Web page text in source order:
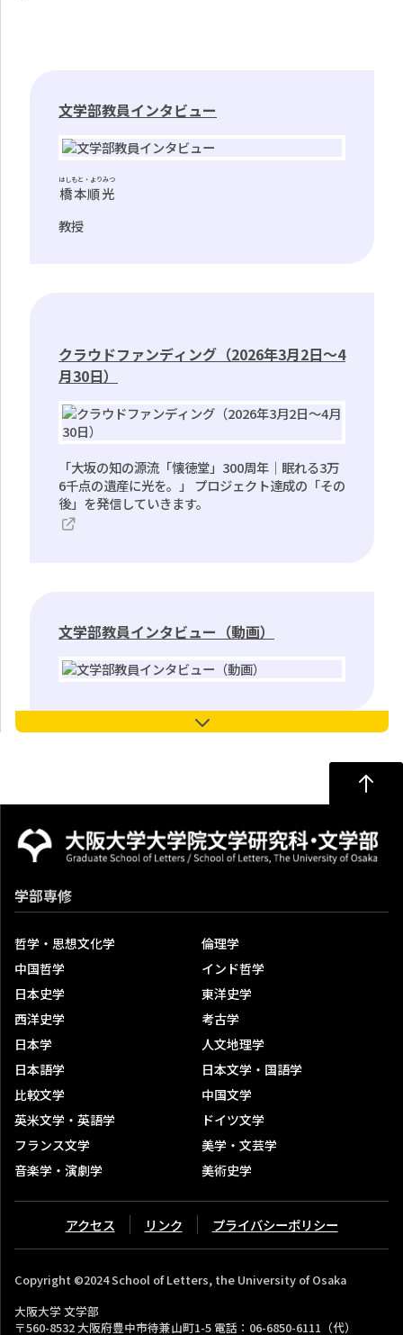
文学部教員インタビュー
橋本順光
はしもと・よりみつ
教授
クラウドファンディング（2026年3月2日～4
月30日）
「大坂の知の源流「懐徳堂」300周年｜眠れる3万
6千点の遺産に光を。」 プロジェクト達成の「その
後」を発信していきます。
文学部教員インタビュー（動画）
学部専修
哲学・思想文化学
倫理学
中国哲学
インド哲学
日本史学
東洋史学
西洋史学
考古学
日本学
人文地理学
日本語学
日本文学・国語学
比較文学
中国文学
英米文学・英語学
ドイツ文学
フランス文学
美学・文芸学
音楽学・演劇学
美術史学
アクセス リンク プライバシーポリシー
Copyright ©2024 School of Letters, the University of Osaka
大阪大学 文学部
〒560-8532 大阪府豊中市待兼山町1-5 電話：06-6850-6111（代）